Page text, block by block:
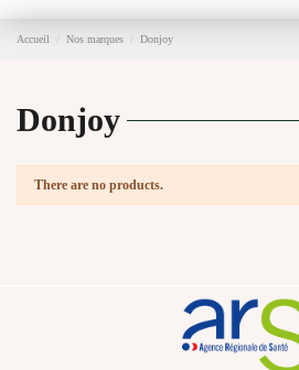
Accueil Nos marques Donjoy
Donjoy
There are no products.